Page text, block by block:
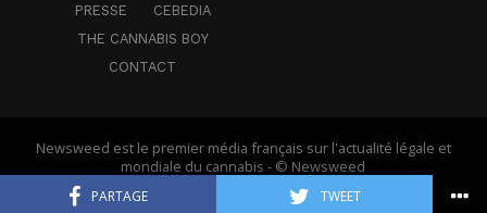
PARTAGE TWEET
PRESSE
CEBEDIA
THE CANNABIS BOY
CONTACT
Newsweed est le premier média français sur l'actualité légale et
mondiale du cannabis - © Newsweed
Français